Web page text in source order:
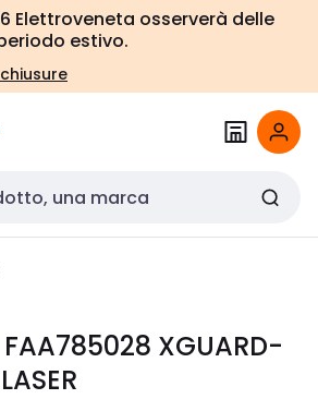
Elettroveneta osserverà delle
estivo.
XGUARD-